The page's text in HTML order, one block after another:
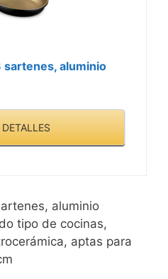
sartenes, aluminio
DETALLES
aluminio
tipo de cocinas,
aptas para